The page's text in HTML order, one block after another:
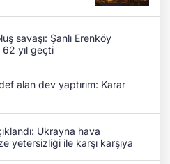
savaşı: Şanlı Erenköy
yıl geçti
alan dev yaptırım: Karar
Ukrayna hava
yetersizliği ile karşı karşıya